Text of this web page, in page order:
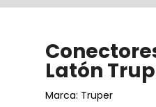
Latón
Marca: Truper